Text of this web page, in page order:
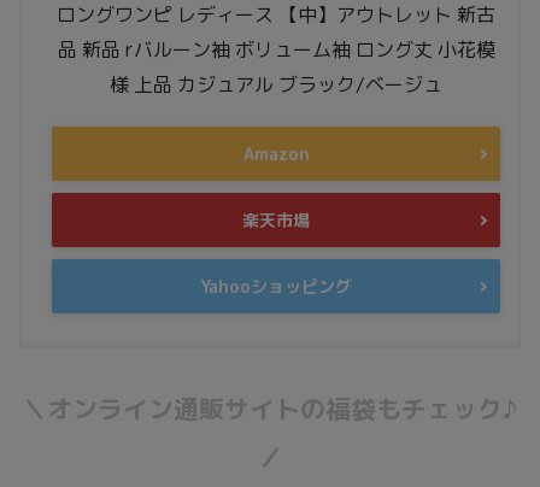
ロングワンピ レディース 【中】アウトレット 新古
品 新品 rバルーン袖 ボリューム袖 ロング丈 小花模
様 上品 カジュアル ブラック/ベージュ
Amazon
楽天市場
Yahooショッピング
＼オンライン通販サイトの福袋もチェック♪
／